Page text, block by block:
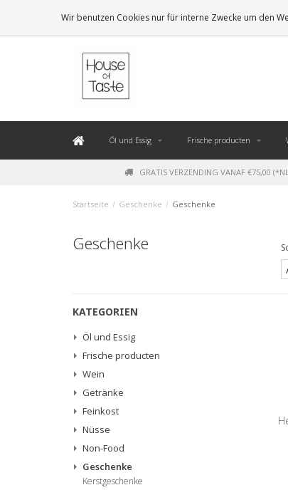
Öl und Essig Frische producten
GRATIS VERZENDING VANAF €75,00
Startseite / Geschenke / Geschenke
Geschenke
KATEGORIEN
Öl und Essig
Frische producten
Wein
Getränke
Feinkost
Nüsse
Non-Food
Geschenke
Kerstgeschenke
Wir benutzen Cookies nur für interne Zwecke um den